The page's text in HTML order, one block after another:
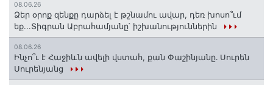
08.06.26
Ձեր օրոք զենքը դարձել է թշնամու ավար, դեռ խոսո՞ւմ
եք...Տիգրան Աբրահամյանը՝ իշխանություններին
08.06.26
Ինչո՞ւ է Հաջիևն ավելի վստահ, քան Փաշինյանը․ Սուրեն
Սուրենյանց